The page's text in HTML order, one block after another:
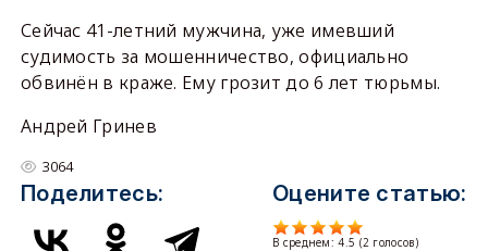
Сейчас 41-летний мужчина, уже имевший
судимость за мошенничество, официально
обвинён в краже. Ему грозит до 6 лет тюрьмы.
Андрей Гринев
3064
Поделитесь: Оцените статью:
В среднем:4.5 (2 голосов)